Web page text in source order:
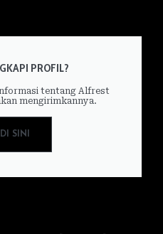
PROFIL?
tentang Alfrest
mengirimkannya.
SINI